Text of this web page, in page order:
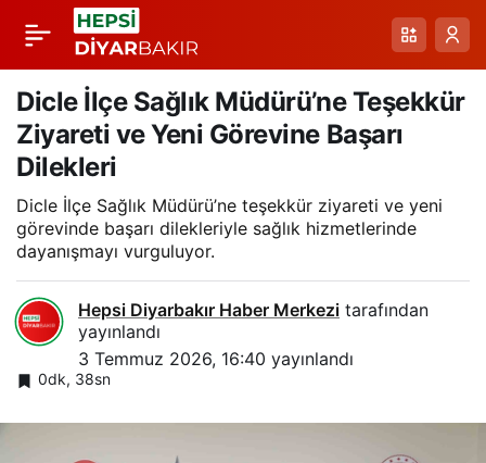
Dicle İlçe Sağlık Müdürü’ne Teşekkür
Ziyareti ve Yeni Görevine Başarı
Dilekleri
Dicle İlçe Sağlık Müdürü’ne teşekkür ziyareti ve yeni
görevinde başarı dilekleriyle sağlık hizmetlerinde
dayanışmayı vurguluyor.
Hepsi Diyarbakır Haber Merkezi tarafından
yayınlandı
3 Temmuz 2026, 16:40 yayınlandı
0dk, 38sn
Eğil Belediyesi Genç
Kampı: 3 Günlük Doğa
ve Gelişim Etkinliği
(14-29 Yaş Erkekler)
Paylaş